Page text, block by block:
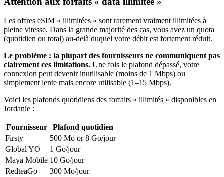
Les offres eSIM « illimitées » sont rarement vraiment illimitées à
pleine vitesse. Dans la grande majorité des cas, vous avez un quota
(quotidien ou total) au-delà duquel votre débit est fortement réduit.
Le problème : la plupart des fournisseurs ne communiquent pas
clairement ces limitations. Une fois le plafond dépassé, votre
connexion peut devenir inutilisable (moins de 1 Mbps) ou
simplement lente mais encore utilisable (1–15 Mbps).
Voici les plafonds quotidiens des forfaits « illimités » disponibles en
Jordanie :
Fournisseur
Plafond quotidien
Firsty
500 Mo or 8 Go/jour
Global YO
1 Go/jour
Maya Mobile 10 Go/jour
RedteaGo
300 Mo/jour